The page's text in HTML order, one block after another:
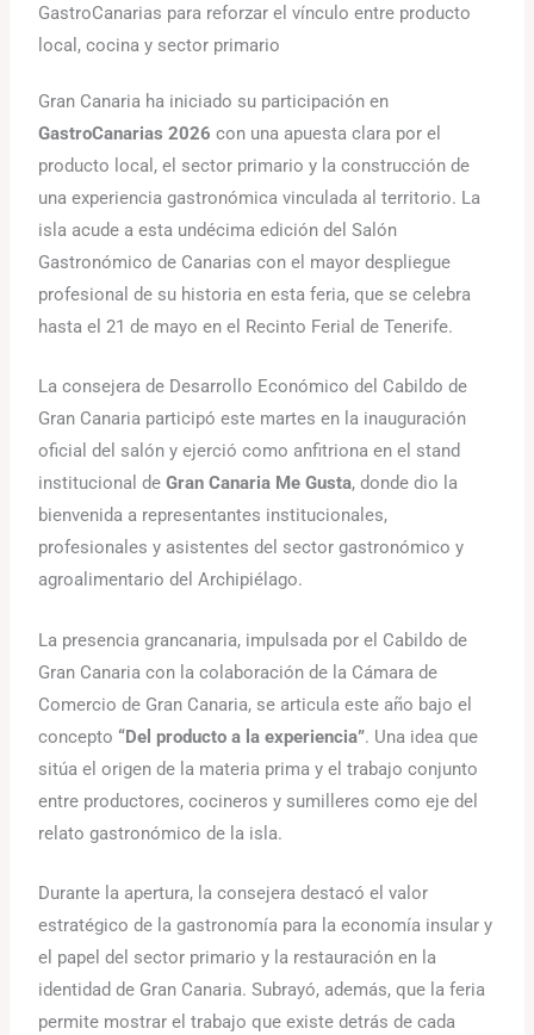
GastroCanarias para reforzar el vínculo entre producto
local, cocina y sector primario
Gran Canaria ha iniciado su participación en
GastroCanarias 2026 con una apuesta clara por el
producto local, el sector primario y la construcción de
una experiencia gastronómica vinculada al territorio. La
isla acude a esta undécima edición del Salón
Gastronómico de Canarias con el mayor despliegue
profesional de su historia en esta feria, que se celebra
hasta el 21 de mayo en el Recinto Ferial de Tenerife.
La consejera de Desarrollo Económico del Cabildo de
Gran Canaria participó este martes en la inauguración
oficial del salón y ejerció como anfitriona en el stand
institucional deGran Canaria Me Gusta, donde dio la
bienvenida a representantes institucionales,
profesionales y asistentes del sector gastronómico y
agroalimentario del Archipiélago.
La presencia grancanaria, impulsada por el Cabildo de
Gran Canaria con la colaboración de la Cámara de
Comercio de Gran Canaria, se articula este año bajo el
concepto“Del producto a la experiencia”. Una idea que
sitúa el origen de la materia prima y el trabajo conjunto
entre productores, cocineros y sumilleres como eje del
relato gastronómico de la isla.
Durante la apertura, la consejera destacó el valor
estratégico de la gastronomía para la economía insular y
el papel del sector primario y la restauración en la
identidad de Gran Canaria. Subrayó, además, que la feria
permite mostrar el trabajo que existe detrás de cada